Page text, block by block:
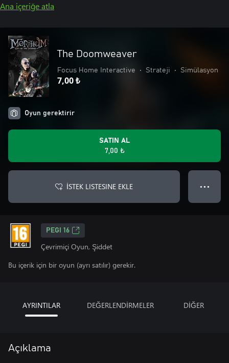
Ana içeriğe atla
The Doomweaver
Focus Home Interactive • Strateji • Simülasyon
7,00 ₺
Oyun gerektirir
SATIN AL
7,00 ₺
İSTEK LISTESINE EKLE ● ● ●
PEGI 16
Çevrimiçi Oyun, Şiddet
Bu içerik için bir oyun (ayrı satılır) gerekir.
AYRINTILAR DEĞERLENDİRMELER DİĞER
Açıklama